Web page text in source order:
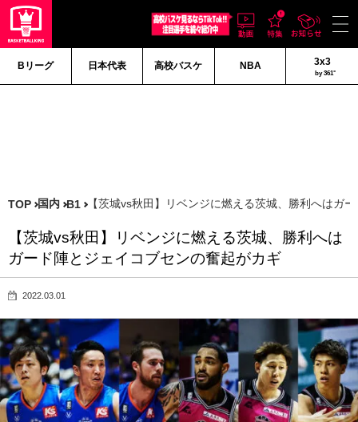
Bリーグ 日本代表 高校バスケ NBA 3x3
by 361°
TOP 国内 B1 【茨城vs秋田】リベンジに燃える茨城、勝利へはガ
【茨城vs秋田】リベンジに燃える茨城、勝利へは
ガード陣とジェイコブセンの奮起がカギ
2022.03.01